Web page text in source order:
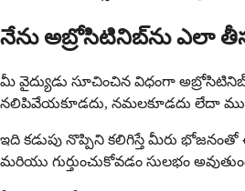
నేను అబ్రోసిటినిబ్‌ను ఎలా
మీ వైద్యుడు సూచించిన విధంగా
నలిపివేయకూడదు, నమలకూడదు లేదా
ఇది కడుపు నొప్పిని కలిగిస్తే మీరు
మరియు గుర్తుంచుకోవడం సులభం